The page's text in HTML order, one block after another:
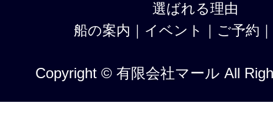
選ばれる理由
船の案内 ｜ イベント ｜ ご予約 ｜
Copyright © 有限会社マール All